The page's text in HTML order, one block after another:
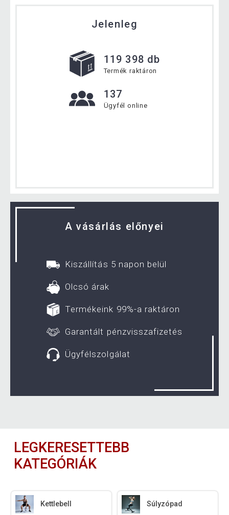
Jelenleg
119 398 db
Termék raktáron
137
Ügyfél online
A vásárlás előnyei
Kiszállítás 5 napon belül
Olcsó árak
Termékeink 99%-a raktáron
Garantált pénzvisszafizetés
Ügyfélszolgálat
LEGKERESETTEBB
KATEGÓRIÁK
Kettlebell Súlyzópad